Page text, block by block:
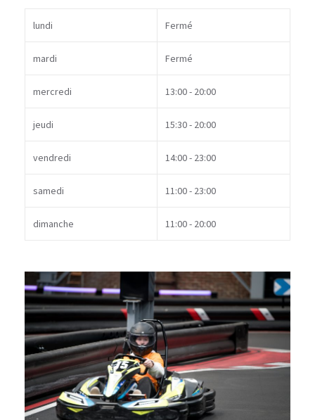
lundi Fermé
mardi Fermé
mercredi 13:00 - 20:00
jeudi 15:30 - 20:00
vendredi 14:00 - 23:00
samedi 11:00 - 23:00
dimanche 11:00 - 20:00